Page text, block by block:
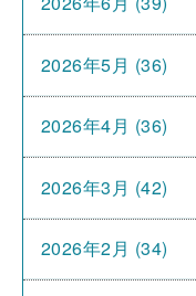
2026年5月 (36)
2026年4月 (36)
2026年3月 (42)
2026年2月 (34)